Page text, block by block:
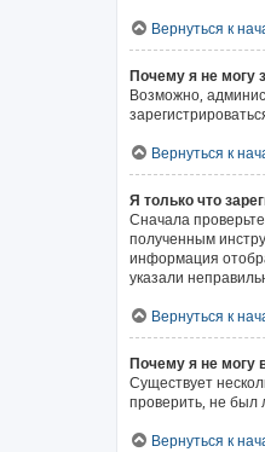
Вернуться к
Почему я не могу
Возможно,
Вернуться к
Я только что
Сначала
полученным
информация
указали
Вернуться к
Почему я не могу
Существует
проверить, не был
Вернуться к